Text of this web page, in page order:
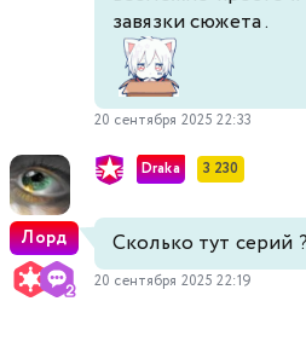
завязки сюжета .
20 сентября 2025 22:33
Лорд
Draka 3 230
Сколько тут серий ?
20 сентября 2025 22:19